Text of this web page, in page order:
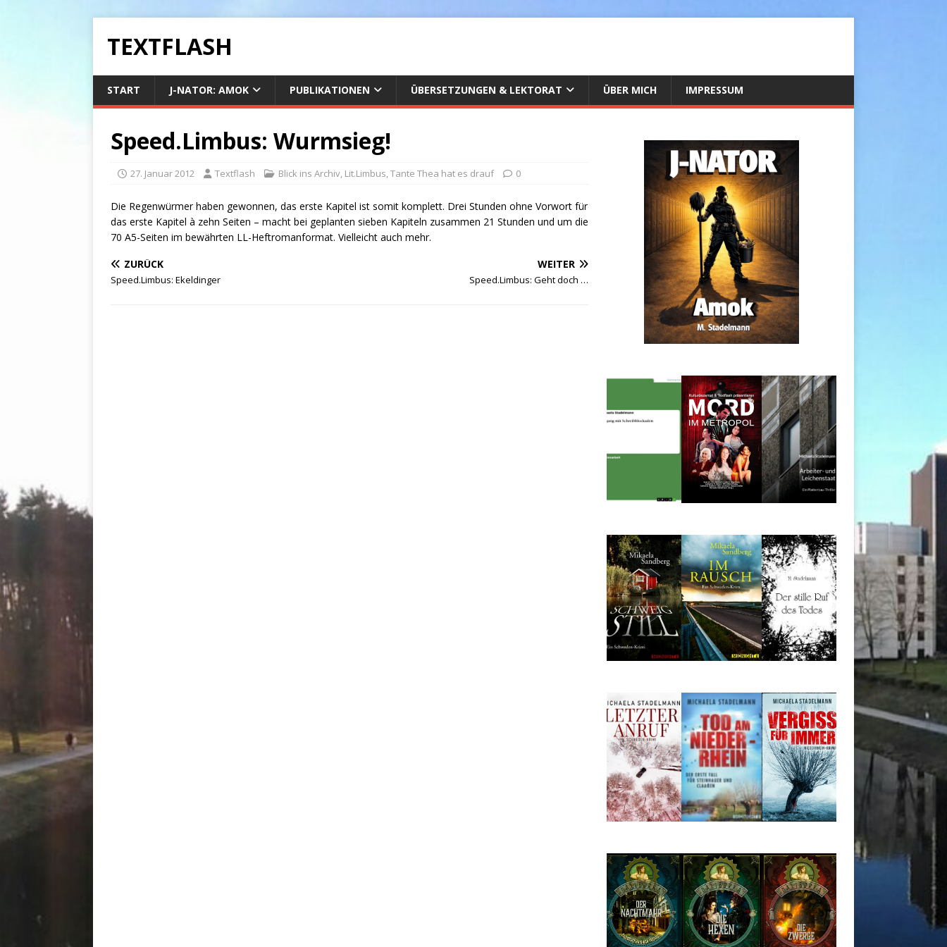
TEXTFLASH
START J-NATOR: AMOK PUBLIKATIONEN ÜBERSETZUNGEN & LEKTORAT ÜBER MICH IMPRESSUM
Speed.Limbus: Wurmsieg!
27. Januar 2012 Textflash Blick ins Archiv, Lit.Limbus,Tante Thea hat es drauf 0
Die Regenwürmer haben gewonnen, das erste Kapitel ist somit komplett. Drei Stunden ohne Vorwort für
das erste Kapitel à zehn Seiten – macht bei geplanten sieben Kapiteln zusammen 21 Stunden und um die
70 A5-Seiten im bewährten LL-Heftromanformat. Vielleicht auch mehr.
ZURÜCK
Speed.Limbus: Ekeldinger
WEITER
Speed.Limbus: Geht doch …